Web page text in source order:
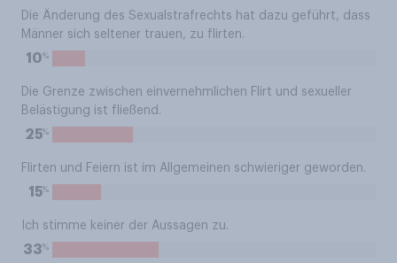
Die Änderung des Sexualstrafrechts hat dazu geführt, dass
Männer sich seltener trauen, zu flirten.
10%
Die Grenze zwischen einvernehmlichen Flirt und sexueller
Belästigung ist fließend.
25%
Flirten und Feiern ist im Allgemeinen schwieriger geworden.
15%
Ich stimme keiner der Aussagen zu.
33%